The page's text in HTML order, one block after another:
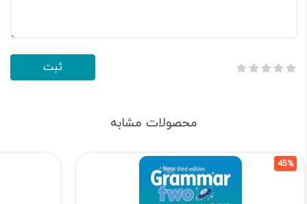
محصولات مشابه
45%